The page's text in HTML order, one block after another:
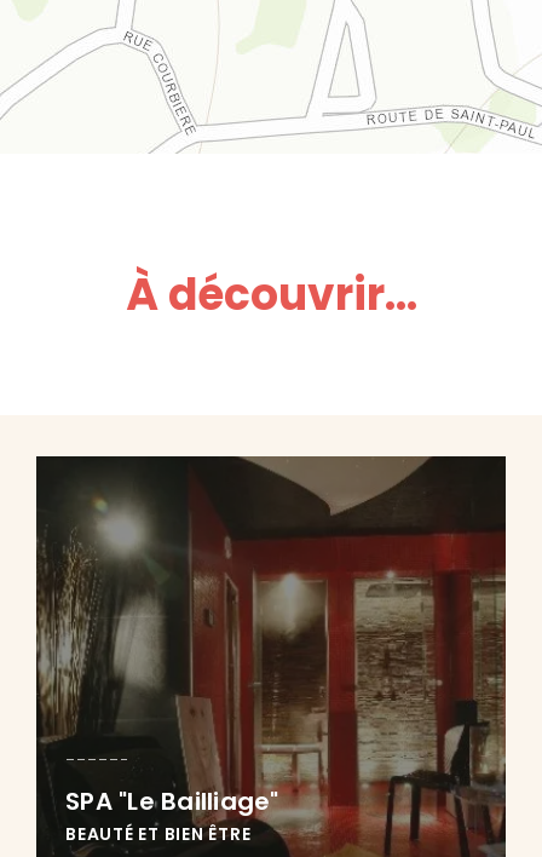
À découvrir...
SPA "Le Bailliage"
BEAUTÉ ET BIEN ÊTRE